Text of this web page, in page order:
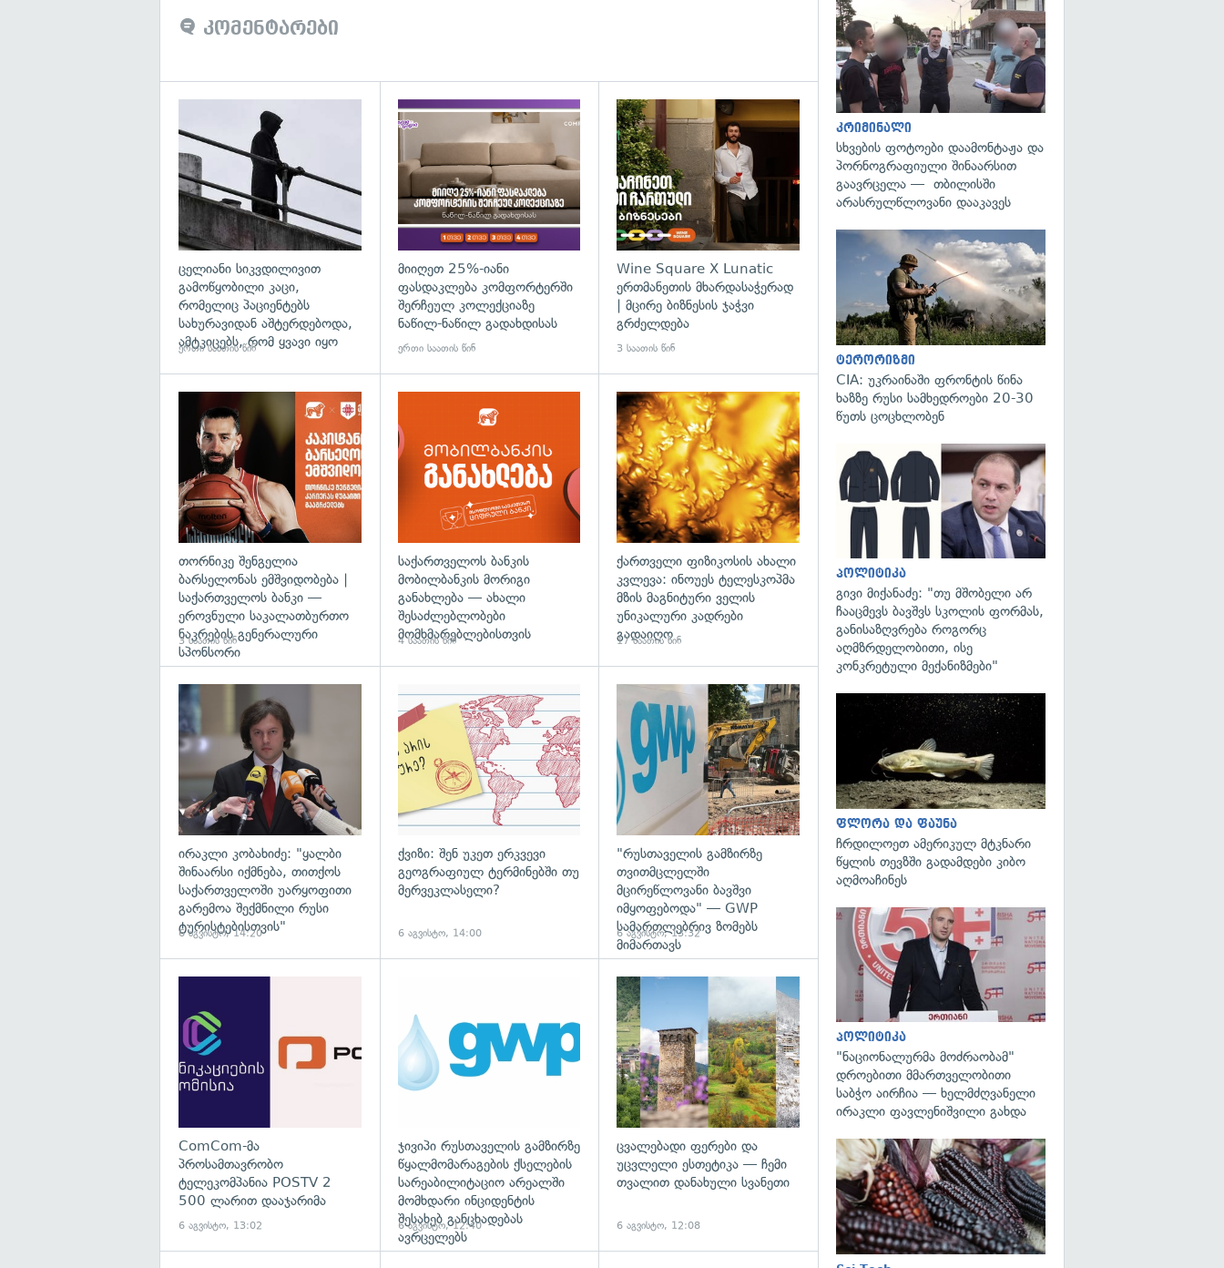
კომენტარები
გადახედვა
ცელიანი სიკვდილივით
გამოწყობილი კაცი,
რომელიც პაციენტებს
სახურავიდან აშტერდებოდა,
ამტკიცებს, რომ ყვავი იყო
ერთი საათის წინ
მიიღეთ 25%-იანი
ფასდაკლება კომფორტერში
შერჩეულ კოლექციაზე
ნაწილ-ნაწილ გადახდისას
ერთი საათის წინ
Wine Square X Lunatic
ერთმანეთის მხარდასაჭერად
| მცირე ბიზნესის ჯაჭვი
გრძელდება
3 საათის წინ
თორნიკე შენგელია
ბარსელონას ემშვიდობება |
საქართველოს ბანკი —
ეროვნული საკალათბურთო
ნაკრების გენერალური
სპონსორი
3 საათის წინ
საქართველოს ბანკის
მობილბანკის მორიგი
განახლება — ახალი
შესაძლებლობები
მომხმარებლებისთვის
4 საათის წინ
გადახედვა
ქართველი ფიზიკოსის ახალი
კვლევა: ინოუეს ტელესკოპმა
მზის მაგნიტური ველის
უნიკალური კადრები
გადაიღო
17 საათის წინ
გადახედვა
ირაკლი კობახიძე: "ყალბი
შინაარსი იქმნება, თითქოს
საქართველოში უარყოფითი
გარემოა შექმნილი რუსი
ტურისტებისთვის"
6 აგვისტო, 14:20
ქვიზი: შენ უკეთ ერკვევი
გეოგრაფიულ ტერმინებში თუ
მერვეკლასელი?
6 აგვისტო, 14:00
გადახედვა
"რუსთაველის გამზირზე
თვითმცლელში
მცირეწლოვანი ბავშვი
იმყოფებოდა" — GWP
სამართლებრივ ზომებს
მიმართავს
6 აგვისტო, 13:32
ComCom-მა
პროსამთავრობო
ტელეკომპანია POSTV 2
500 ლარით დააჯარიმა
6 აგვისტო, 13:02
ჯივიპი რუსთაველის გამზირზე
წყალმომარაგების ქსელების
სარეაბილიტაციო არეალში
მომხდარი ინციდენტის
შესახებ განცხადებას
ავრცელებს
6 აგვისტო, 12:40
გადახედვა
ცვალებადი ფერები და
უცვლელი ესთეტიკა — ჩემი
თვალით დანახული სვანეთი
6 აგვისტო, 12:08
კრიმინალი
სხვების ფოტოები დაამონტაჟა და
პორნოგრაფიული შინაარსით
გაავრცელა — თბილისში
არასრულწლოვანი დააკავეს
ტერორიზმი
CIA: უკრაინაში ფრონტის წინა
ხაზზე რუსი სამხედროები 20-30
წუთს ცოცხლობენ
პოლიტიკა
გივი მიქანაძე: "თუ მშობელი არ
ჩააცმევს ბავშვს სკოლის ფორმას,
განისაზღვრება როგორც
აღმზრდელობითი, ისე
კონკრეტული მექანიზმები"
ფლორა და ფაუნა
ჩრდილოეთ ამერიკულ მტკნარი
წყლის თევზში გადამდები კიბო
აღმოაჩინეს
პოლიტიკა
"ნაციონალურმა მოძრაობამ"
დროებითი მმართველობითი
საბჭო აირჩია — ხელმძღვანელი
ირაკლი ფავლენიშვილი გახდა